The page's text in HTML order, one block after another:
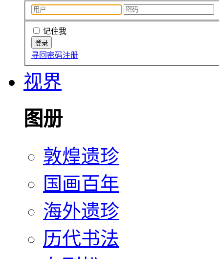
记住我
寻回密码注册
视界
图册
敦煌遗珍
国画百年
海外遗珍
历代书法